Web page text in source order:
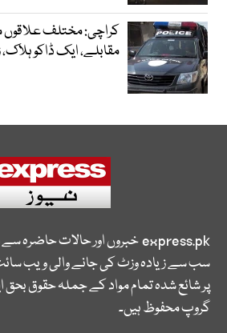
مقابلے، ایک ڈاکو ہلاک،
express.pkخبروں اور حالات حاضرہ
سب سے زیادہ وزٹ کی جانے والی ویب
پر شائع شدہ تمام مواد کے جملہ حقوق
گروپ محفوظ ہیں۔